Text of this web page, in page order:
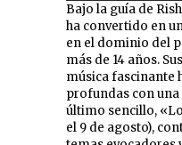
Bajo la guía de
ha convertido en
en el dominio del
más de 14 años.
música fascinante
profundas con una
último sencillo,
el 9 de agosto),